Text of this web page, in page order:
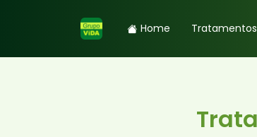
Home Tratamentos